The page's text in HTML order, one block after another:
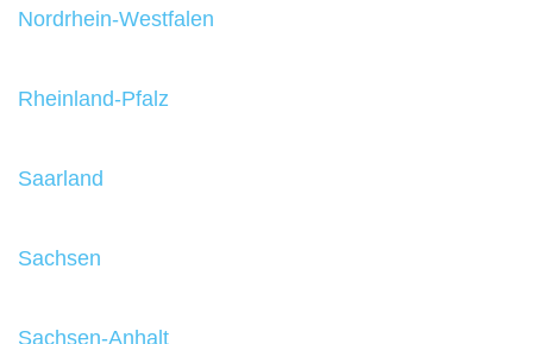
Nordrhein-Westfalen
Rheinland-Pfalz
Saarland
Sachsen
Sachsen-Anhalt